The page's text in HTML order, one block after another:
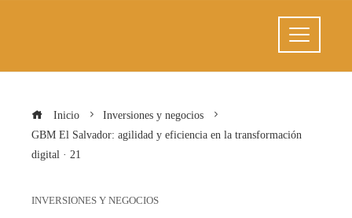
Inicio
Inversiones y negocios
GBM El Salvador: agilidad y eficiencia en la transformación
digital · 21
INVERSIONES Y NEGOCIOS